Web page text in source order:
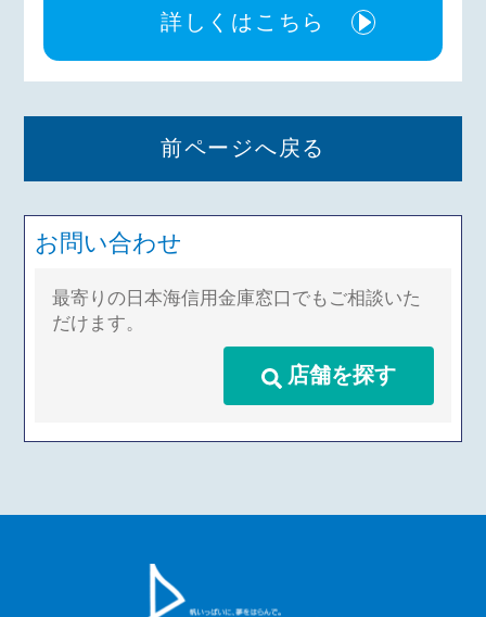
詳しくはこちら
前ページへ戻る
お問い合わせ
最寄りの日本海信用金庫窓口でもご相談いた
だけます。
店舗を探す